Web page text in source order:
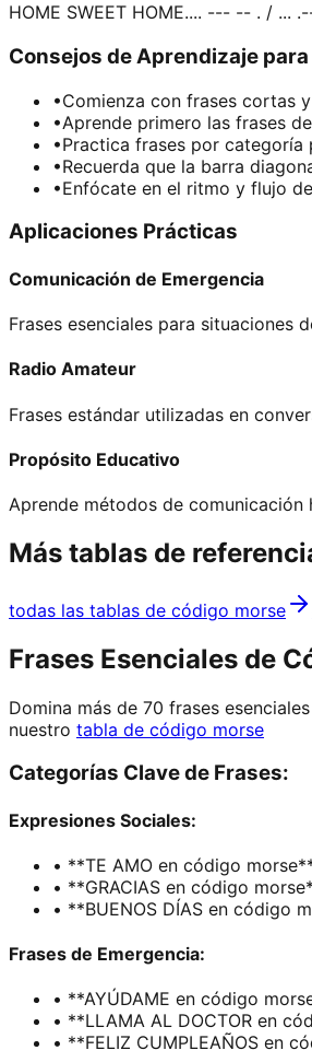
HOME SWEET HOME.... --- -- . / ...
Consejos de Aprendizaje
•Comienza con frases cortas
•Aprende primero las frases
•Practica frases por categoría
•Recuerda que la barra
•Enfócate en el ritmo y flujo
Aplicaciones Prácticas
Comunicación de Emergencia
Frases esenciales para situaciones
Radio Amateur
Frases estándar utilizadas en
Propósito Educativo
Aprende métodos de
Más tablas de
todas las tablas de código morse
Frases Esenciales de
Domina más de 70 frases
nuestro tabla de código morse
Categorías Clave de Frases:
Expresiones Sociales:
• **TE AMO en código
• **GRACIAS en código
• **BUENOS DÍAS en código
Frases de Emergencia:
• **AYÚDAME en código
• **LLAMA AL DOCTOR en
• **FELIZ CUMPLEAÑOS en